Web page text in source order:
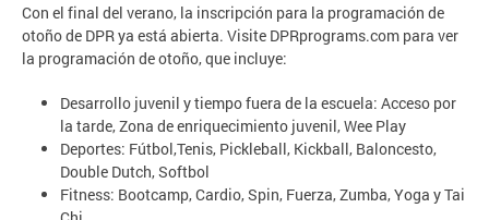
Con el final del verano, la inscripción para la programación de
otoño de DPR ya está abierta. Visite DPRprograms.com para ver
la programación de otoño, que incluye:
Desarrollo juvenil y tiempo fuera de la escuela: Acceso por
la tarde, Zona de enriquecimiento juvenil, Wee Play
Deportes: Fútbol,​​Tenis, Pickleball, Kickball, Baloncesto,
Double Dutch, Softbol
Fitness: Bootcamp, Cardio, Spin, Fuerza, Zumba, Yoga y Tai